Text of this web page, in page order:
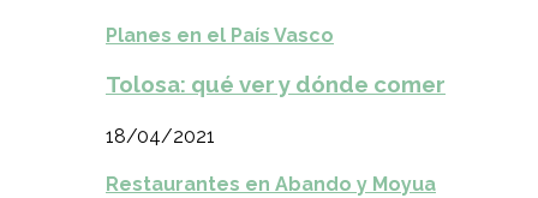
Planes en el País Vasco
Tolosa: qué ver y dónde comer
18/04/2021
Restaurantes en Abando y Moyua